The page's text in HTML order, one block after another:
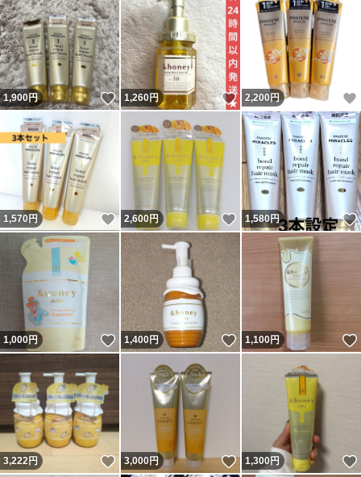
1,900円 いいね！
1,260円 いいね！
2,200 円
1,570円 いいね！
2,600円 いいね！
1,580円
1,000円 いいね！
1,400円 いいね！
1,100円
3,222円 いいね！
3,000円 いいね！
1,300円